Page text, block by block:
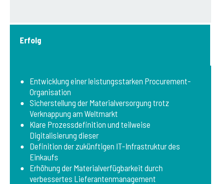
Erfolg
Entwicklung einer leistungsstarken Procurement-
Organisation
Sicherstellung der Materialversorgung trotz
Verknappung am Weltmarkt
Klare Prozessdefinition und teilweise
Digitalisierung dieser
Definition der zukünftigen IT-Infrastruktur des
Einkaufs
Erhöhung der Materialverfügbarkeit durch
verbessertes Lieferantenmanagement